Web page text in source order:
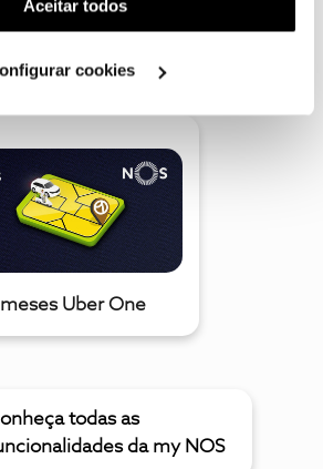
clicando em "Configurar
Aceitar todos
cookies
Uber One
todas as
da my NOS